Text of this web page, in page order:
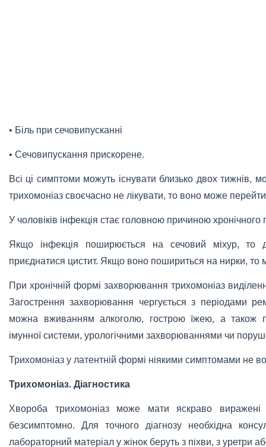
• Біль при сечовипусканні
• Сечовипускання прискорене.
Всі ці симптоми можуть існувати близько двох тижнів,
трихомоніаз своєчасно не лікувати, то воно може
У чоловіків інфекція стає головною причиною хронічного
Якщо інфекція поширюється на сечовий міхур, то
приєднатися цистит. Якщо воно пошириться на нирки, то
При хронічній формі захворювання трихомоніаз
Загострення захворювання чергується з періодами
можна вживанням алкоголю, гострою їжею, а також
імунної системи, урологічними захворюваннями чи
Трихомоніаз у латентній формі ніякими симптомами не
Трихомоніаз. Діагностика
Хвороба трихомоніаз може мати яскраво
безсимптомно. Для точного діагнозу необхідна
лабораторний матеріал у жінок беруть з піхви, з уретри